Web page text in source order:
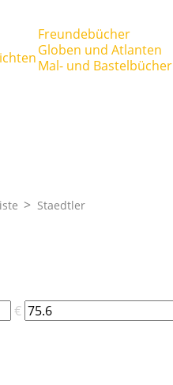
Freundebücher
Globen und Atlanten
Mal- und Bastelbücher
Staedtler
€